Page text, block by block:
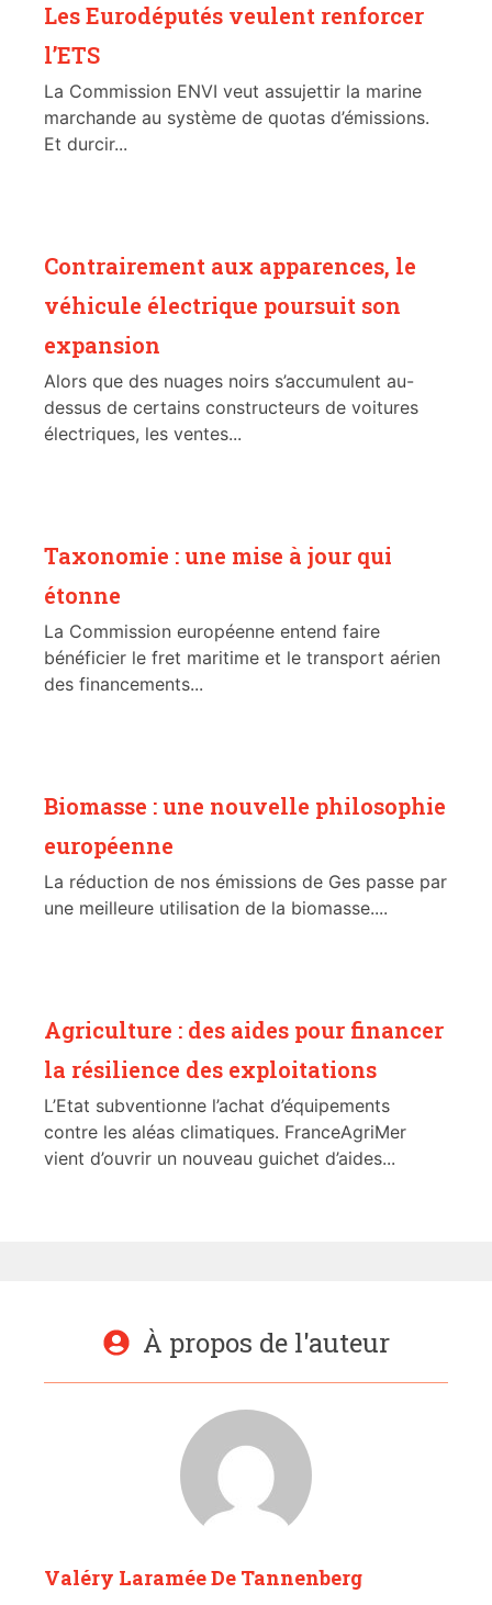
Les Eurodéputés veulent renforcer
l’ETS
La Commission ENVI veut assujettir la marine
marchande au système de quotas d’émissions.
Et durcir...
Contrairement aux apparences, le
véhicule électrique poursuit son
expansion
Alors que des nuages noirs s’accumulent au-
dessus de certains constructeurs de voitures
électriques, les ventes...
Taxonomie : une mise à jour qui
étonne
La Commission européenne entend faire
bénéficier le fret maritime et le transport aérien
des financements...
Biomasse : une nouvelle philosophie
européenne
La réduction de nos émissions de Ges passe par
une meilleure utilisation de la biomasse....
Agriculture : des aides pour financer
la résilience des exploitations
L’Etat subventionne l’achat d’équipements
contre les aléas climatiques. FranceAgriMer
vient d’ouvrir un nouveau guichet d’aides...
À propos de l'auteur
Valéry Laramée De Tannenberg